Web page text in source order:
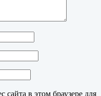
сайта в этом браузере для